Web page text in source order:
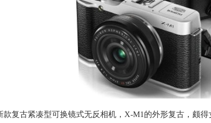
款复古紧凑型可换镜式无反相机，X-M1的外形复古，颇